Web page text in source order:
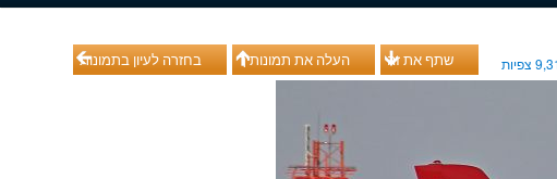
בחזרה לעיון בתמונות העלה את תמונותיך שתף את זה צפיות